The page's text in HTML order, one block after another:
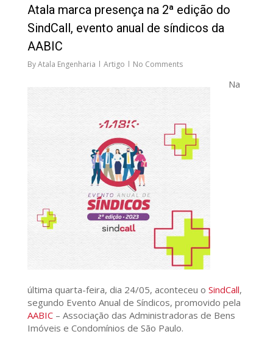
Atala marca presença na 2ª edição do
SindCall, evento anual de síndicos da
AABIC
ByAtala Engenharia Artigo No Comments
Na
última quarta-feira, dia 24/05, aconteceu o SindCall,
segundo Evento Anual de Síndicos, promovido pela
AABIC– Associação das Administradoras de Bens
Imóveis e Condomínios de São Paulo.